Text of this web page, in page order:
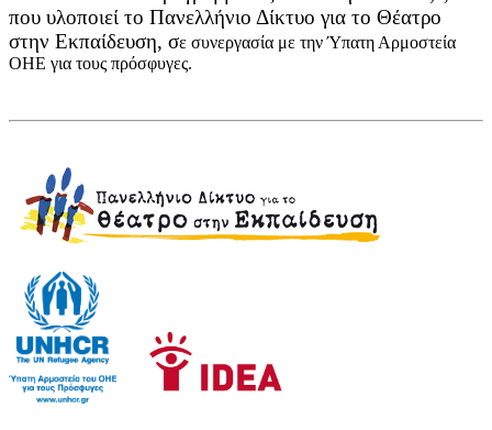
που υλοποιεί το Πανελλήνιο Δίκτυο για το Θέατρο
στην Εκπαίδευση, σε συνεργασία με την Ύπατη Αρμοστεία
ΟΗΕ για τους πρόσφυγες.